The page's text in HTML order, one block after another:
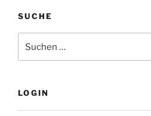
SUCHE
nach:
LOGIN